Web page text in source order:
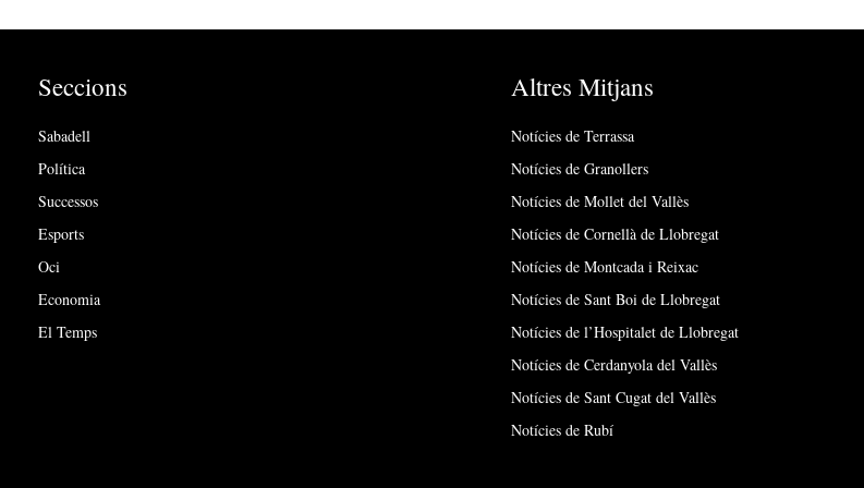
Seccions
Sabadell
Política
Successos
Esports
Oci
Economia
El Temps
Altres Mitjans
Notícies de Terrassa
Notícies de Granollers
Notícies de Mollet del Vallès
Notícies de Cornellà de Llobregat
Notícies de Montcada i Reixac
Notícies de Sant Boi de Llobregat
Notícies de l’Hospitalet de Llobregat
Notícies de Cerdanyola del Vallès
Notícies de Sant Cugat del Vallès
Notícies de Rubí